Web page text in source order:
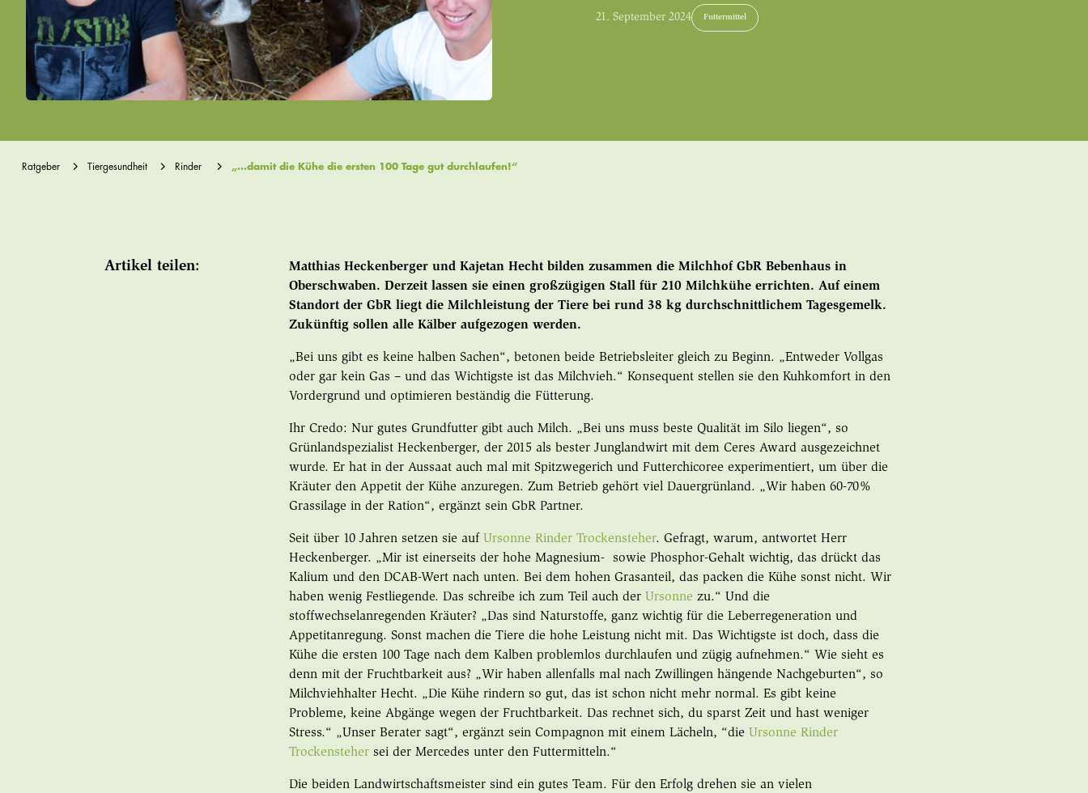
21. September 2024 Futtermittel
Ratgeber Tiergesundheit Rinder „…damit die Kühe die ersten 100 Tage gut durchlaufen!“
Artikel teilen:
Matthias Heckenberger und Kajetan Hecht bilden zusammen die Milchhof GbR Bebenhaus in
Oberschwaben. Derzeit lassen sie einen großzügigen Stall für 210 Milchkühe errichten. Auf einem
Standort der GbR liegt die Milchleistung der Tiere bei rund 38 kg durchschnittlichem Tagesgemelk.
Zukünftig sollen alle Kälber aufgezogen werden.
„Bei uns gibt es keine halben Sachen“, betonen beide Betriebsleiter gleich zu Beginn. „Entweder Vollgas
oder gar kein Gas – und das Wichtigste ist das Milchvieh.“ Konsequent stellen sie den Kuhkomfort in den
Vordergrund und optimieren beständig die Fütterung.
Ihr Credo: Nur gutes Grundfutter gibt auch Milch. „Bei uns muss beste Qualität im Silo liegen“, so
Grünlandspezialist Heckenberger, der 2015 als bester Junglandwirt mit dem Ceres Award ausgezeichnet
wurde. Er hat in der Aussaat auch mal mit Spitzwegerich und Futterchicoree experimentiert, um über die
Kräuter den Appetit der Kühe anzuregen. Zum Betrieb gehört viel Dauergrünland. „Wir haben 60-70%
Grassilage in der Ration“, ergänzt sein GbR Partner.
Seit über 10 Jahren setzen sie auf Ursonne Rinder Trockensteher. Gefragt, warum, antwortet Herr
Heckenberger. „Mir ist einerseits der hohe Magnesium- sowie Phosphor-Gehalt wichtig, das drückt das
Kalium und den DCAB-Wert nach unten. Bei dem hohen Grasanteil, das packen die Kühe sonst nicht. Wir
haben wenig Festliegende. Das schreibe ich zum Teil auch der Ursonne zu.“ Und die
stoffwechselanregenden Kräuter? „Das sind Naturstoffe, ganz wichtig für die Leberregeneration und
Appetitanregung. Sonst machen die Tiere die hohe Leistung nicht mit. Das Wichtigste ist doch, dass die
Kühe die ersten 100 Tage nach dem Kalben problemlos durchlaufen und zügig aufnehmen.“ Wie sieht es
denn mit der Fruchtbarkeit aus? „Wir haben allenfalls mal nach Zwillingen hängende Nachgeburten“, so
Milchviehhalter Hecht. „Die Kühe rindern so gut, das ist schon nicht mehr normal. Es gibt keine
Probleme, keine Abgänge wegen der Fruchtbarkeit. Das rechnet sich, du sparst Zeit und hast weniger
Stress.“ „Unser Berater sagt“, ergänzt sein Compagnon mit einem Lächeln, “die Ursonne Rinder
Trockensteher sei der Mercedes unter den Futtermitteln.“
Die beiden Landwirtschaftsmeister sind ein gutes Team. Für den Erfolg drehen sie an vielen